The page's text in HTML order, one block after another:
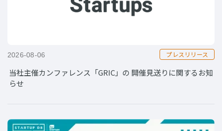
2026-08-06 プレスリリース
当社主催カンファレンス「GRIC」の 開催見送りに関するお知
らせ